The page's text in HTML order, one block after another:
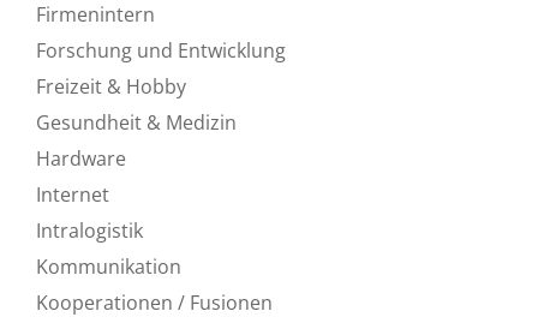
Firmenintern
Forschung und Entwicklung
Freizeit & Hobby
Gesundheit & Medizin
Hardware
Internet
Intralogistik
Kommunikation
Kooperationen / Fusionen